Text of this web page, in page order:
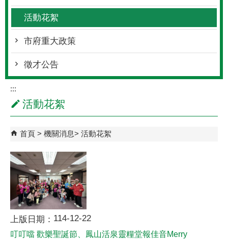
活動花絮
市府重大政策
徵才公告
:::
活動花絮
首頁 機關消息 活動花絮
上版日期： 114-12-22
叮叮噹 歡樂聖誕節、鳳山活泉靈糧堂報佳音Merry